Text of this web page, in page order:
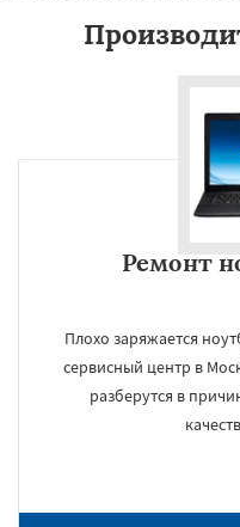
Ремонт
Плохо заряжается
сервисный центр в
разберутся в